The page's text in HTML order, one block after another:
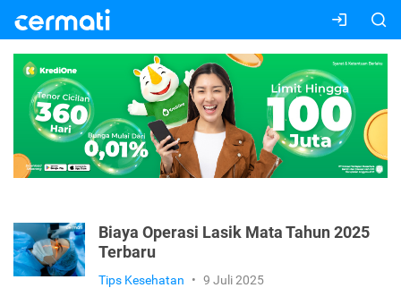
Biaya Operasi Lasik Mata Tahun 2025
Terbaru
Tips Kesehatan • 9 Juli 2025